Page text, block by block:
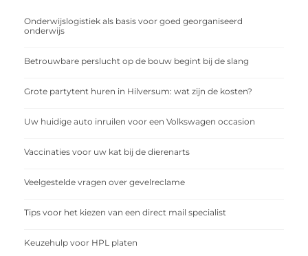
Onderwijslogistiek als basis voor goed georganiseerd
onderwijs
Betrouwbare perslucht op de bouw begint bij de slang
Grote partytent huren in Hilversum: wat zijn de kosten?
Uw huidige auto inruilen voor een Volkswagen occasion
Vaccinaties voor uw kat bij de dierenarts
Veelgestelde vragen over gevelreclame
Tips voor het kiezen van een direct mail specialist
Keuzehulp voor HPL platen